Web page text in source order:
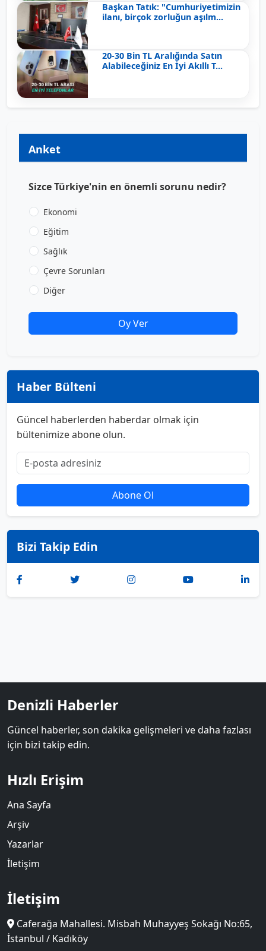
Başkan Tatık: "Cumhuriyetimizin
ilanı, birçok zorluğun aşılm...
20-30 Bin TL Aralığında Satın
Alabileceğiniz En İyi Akıllı T...
Anket
Sizce Türkiye'nin en önemli sorunu nedir?
Ekonomi
Eğitim
Sağlık
Çevre Sorunları
Diğer
Oy Ver
Haber Bülteni
Güncel haberlerden haberdar olmak için
bültenimize abone olun.
Abone Ol
Bizi Takip Edin
Denizli Haberler
Güncel haberler, son dakika gelişmeleri ve daha fazlası
için bizi takip edin.
Hızlı Erişim
Ana Sayfa
Arşiv
Yazarlar
İletişim
İletişim
Caferağa Mahallesi. Misbah Muhayyeş Sokağı No:65,
İstanbul / Kadıköy